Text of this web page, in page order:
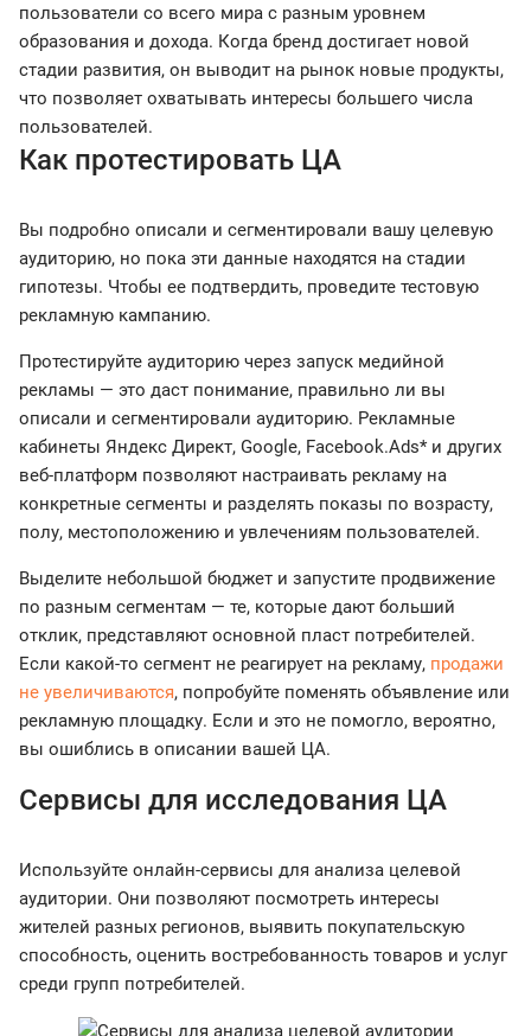
пользователи со всего мира с разным уровнем
образования и дохода. Когда бренд достигает новой
стадии развития, он выводит на рынок новые продукты,
что позволяет охватывать интересы большего числа
пользователей.
Как протестировать ЦА
Вы подробно описали и сегментировали вашу целевую
аудиторию, но пока эти данные находятся на стадии
гипотезы. Чтобы ее подтвердить, проведите тестовую
рекламную кампанию.
Протестируйте аудиторию через запуск медийной
рекламы — это даст понимание, правильно ли вы
описали и сегментировали аудиторию. Рекламные
кабинеты Яндекс Директ, Google, Facebook.Ads* и других
веб-платформ позволяют настраивать рекламу на
конкретные сегменты и разделять показы по возрасту,
полу, местоположению и увлечениям пользователей.
Выделите небольшой бюджет и запустите продвижение
по разным сегментам — те, которые дают больший
отклик, представляют основной пласт потребителей.
Если какой-то сегмент не реагирует на рекламу, продажи
не увеличиваются, попробуйте поменять объявление или
рекламную площадку. Если и это не помогло, вероятно,
вы ошиблись в описании вашей ЦА.
Сервисы для исследования ЦА
Используйте онлайн-сервисы для анализа целевой
аудитории. Они позволяют посмотреть интересы
жителей разных регионов, выявить покупательскую
способность, оценить востребованность товаров и услуг
среди групп потребителей.